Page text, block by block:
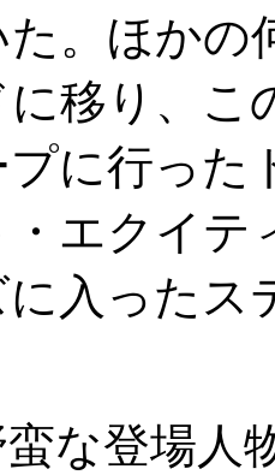
。ほかの
移り、こ
プに行った
・エクイ
入ったス
な登場人